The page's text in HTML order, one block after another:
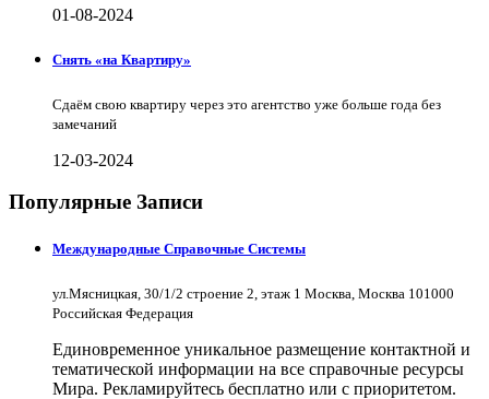
01-08-2024
Снять «на Квартиру»
Сдаём свою квартиру через это агентство уже больше года без
замечаний
12-03-2024
Популярные Записи
Международные Справочные Системы
ул.Мясницкая, 30/1/2 строение 2, этаж 1 Москва, Москва 101000
Российская Федерация
Единовременное уникальное размещение контактной и
тематической информации на все справочные ресурсы
Мира. Рекламируйтесь бесплатно или с приоритетом.